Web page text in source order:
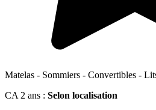
Matelas - Sommiers - Convertibles -
CA 2 ans : Selon localisation